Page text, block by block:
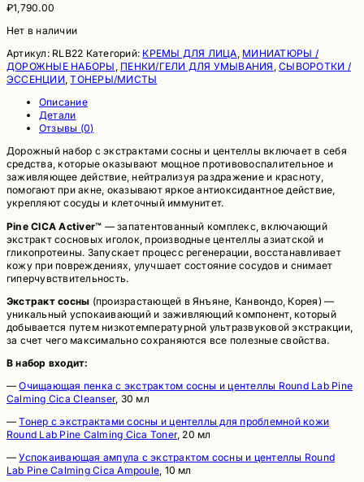
₽1,790.00
Нет в наличии
Артикул: RLB22 Категорий: КРЕМЫ ДЛЯ ЛИЦА, МИНИАТЮРЫ /
ДОРОЖНЫЕ НАБОРЫ , ПЕНКИ/ГЕЛИ ДЛЯ УМЫВАНИЯ ,СЫВОРОТКИ /
ЭССЕНЦИИ,ТОНЕРЫ/МИСТЫ
Описание
Детали
Отзывы (0)
Дорожный набор с экстрактами сосны и центеллы включает в себя
средства, которые оказывают мощное противовоспалительное и
заживляющее действие, нейтрализуя раздражение и красноту,
помогают при акне, оказывают яркое антиоксидантное действие,
укрепляют сосуды и клеточный иммунитет.
Pine CICA Activer™ — запатентованный комплекс, включающий
экстракт сосновых иголок, производные центеллы азиатской и
гликопротеины. Запускает процесс регенерации, восстанавливает
кожу при повреждениях, улучшает состояние сосудов и снимает
гиперчувствительность.
Экстракт сосны (произрастающей в Янъяне, Канвондо, Корея) —
уникальный успокаивающий и заживляющий компонент, который
добывается путем низкотемпературной ультразвуковой экстракции,
за счет чего максимально сохраняются все полезные свойства.
В набор входит:
—Очищающая пенка с экстрактом сосны и центеллы Round Lab Pine
Calming Cica Cleanser, 30 мл
—Тонер с экстрактами сосны и центеллы для проблемной кожи
Round Lab Pine Calming Cica Toner, 20 мл
—Успокаивающая ампула с экстрактом сосны и центеллы Round
Lab Pine Calming Cica Ampoule , 10 мл